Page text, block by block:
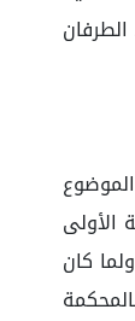
بحضور طرفي الدعوى وأفاد الطرفان
الدفعة الأولى
وعليه ولما كان